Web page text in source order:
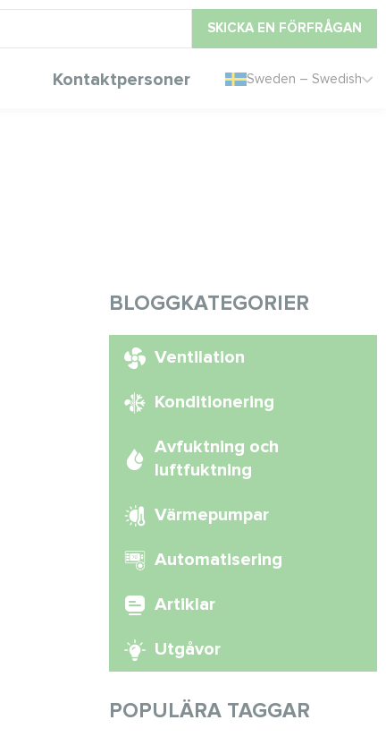
SKICKA EN FÖRFRÅGAN
Kontaktpersoner Sweden – Swedish
BLOGGKATEGORIER
Ventilation
Konditionering
Avfuktning och
luftfuktning
Värmepumpar
Automatisering
Artiklar
Utgåvor
POPULÄRA TAGGAR